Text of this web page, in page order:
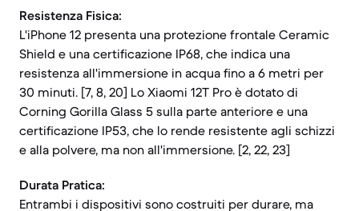
Resistenza Fisica:
L'iPhone 12 presenta una protezione frontale Ceramic
Shield e una certificazione IP68, che indica una
resistenza all'immersione in acqua fino a 6 metri per
30 minuti. [7, 8, 20] Lo Xiaomi 12T Pro è dotato di
Corning Gorilla Glass 5 sulla parte anteriore e una
certificazione IP53, che lo rende resistente agli schizzi
e alla polvere, ma non all'immersione. [2, 22, 23]
Durata Pratica:
Entrambi i dispositivi sono costruiti per durare, ma